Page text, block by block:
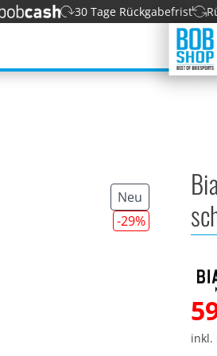
30 Tage Rückgabefrist
-29%
Neu
inkl.